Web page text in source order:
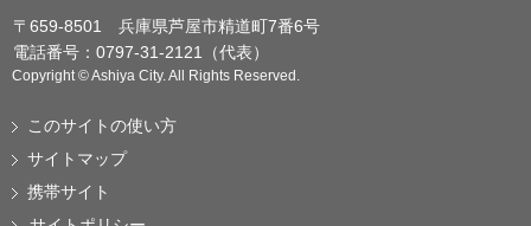
〒659-8501 兵庫県芦屋市精道町7番6号
電話番号：0797-31-2121（代表）
Copyright © Ashiya City. All Rights Reserved.
このサイトの使い方
サイトマップ
携帯サイト